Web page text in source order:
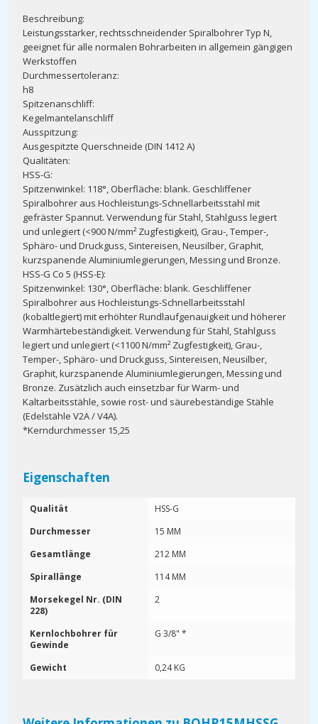
Beschreibung:
Leistungsstarker, rechtsschneidender Spiralbohrer Typ N,
geeignet für alle normalen Bohrarbeiten in allgemein gängigen
Werkstoffen
Durchmessertoleranz:
h8
Spitzenanschliff:
Kegelmantelanschliff
Ausspitzung:
Ausgespitzte Querschneide (DIN 1412 A)
Qualitäten:
HSS-G:
Spitzenwinkel: 118°, Oberfläche: blank. Geschliffener
Spiralbohrer aus Hochleistungs-Schnellarbeitsstahl mit
gefräster Spannut. Verwendung für Stahl, Stahlguss legiert
und unlegiert (<900 N/mm² Zugfestigkeit), Grau-, Temper-,
Sphäro- und Druckguss, Sintereisen, Neusilber, Graphit,
kurzspanende Aluminiumlegierungen, Messing und Bronze.
HSS-G Co 5 (HSS-E):
Spitzenwinkel: 130°, Oberfläche: blank. Geschliffener
Spiralbohrer aus Hochleistungs-Schnellarbeitsstahl
(kobaltlegiert) mit erhöhter Rundlaufgenauigkeit und höherer
Warmhärtebeständigkeit. Verwendung für Stahl, Stahlguss
legiert und unlegiert (<1100 N/mm² Zugfestigkeit), Grau-,
Temper-, Sphäro- und Druckguss, Sintereisen, Neusilber,
Graphit, kurzspanende Aluminiumlegierungen, Messing und
Bronze. Zusätzlich auch einsetzbar für Warm- und
Kaltarbeitsstähle, sowie rost- und säurebeständige Stähle
(Edelstähle V2A / V4A).
*Kerndurchmesser 15,25
Eigenschaften
Qualität
HSS-G
Durchmesser
15 MM
Gesamtlänge
212 MM
Spirallänge
114 MM
Morsekegel Nr. (DIN
228)
2
Kernlochbohrer für
Gewinde
G 3/8" *
Gewicht 0,24 KG